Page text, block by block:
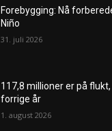
Forebygging: Nå
Niño
31. juli 2026
117,8 millioner er på
forrige år
1. august 2026